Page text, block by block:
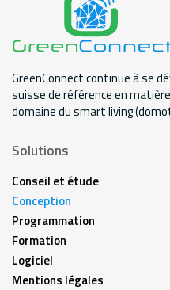
GreenConnect continue à se
suisse de référence en
domaine du smart living
Solutions
Conseil et étude
Conception
Programmation
Formation
Logiciel
Mentions légales